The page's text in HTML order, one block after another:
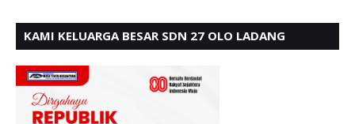
KAMI KELUARGA BESAR SDN 27 OLO LADANG